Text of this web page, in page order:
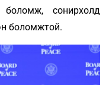
сонирхолд
боломжтой.